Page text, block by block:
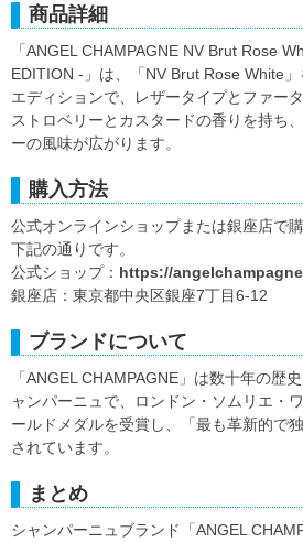
商品詳細
「ANGEL CHAMPAGNE NV Brut Rose
EDITION -」は、「NV Brut Rose White
エディションで、レザータイプとファー
ストロベリーとカスタードの香りを持ち
ーの風味が広がります。
購入方法
公式オンラインショップまたは銀座店で
下記の通りです。
公式ショップ： https://
銀座店：東京都中央区銀座7丁目6-12
ブランドについて
「ANGEL CHAMPAGNE」は数十年の歴
ャンパーニュで、ロンドン・ソムリエ・
ールドメダルを受賞し、「最も革新的で
されています。
まとめ
シャンパーニュブランド「ANGEL